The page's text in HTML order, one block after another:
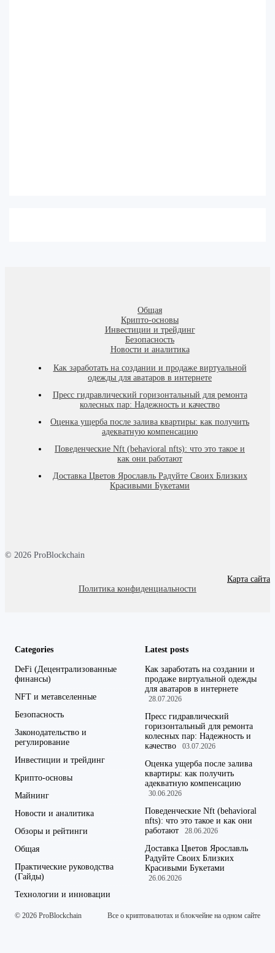
Общая
Крипто-основы
Инвестиции и трейдинг
Безопасность
Новости и аналитика
Как заработать на создании и продаже виртуальной
одежды для аватаров в интернете
Пресс гидравлический горизонтальный для ремонта
колесных пар: Надежность и качество
Оценка ущерба после залива квартиры: как получить
адекватную компенсацию
Поведенческие Nft (behavioral nfts): что это такое и
как они работают
Доставка Цветов Ярославль Радуйте Своих Близких
Красивыми Букетами
© 2026 ProBlockchain
Карта сайта
Политика конфиденциальности
Categories
DeFi (Децентрализованные
финансы)
NFT и метавселенные
Безопасность
Законодательство и
регулирование
Инвестиции и трейдинг
Крипто-основы
Майнинг
Новости и аналитика
Обзоры и рейтинги
Общая
Практические руководства
(Гайды)
Технологии и инновации
Latest posts
Как заработать на создании и
продаже виртуальной одежды
для аватаров в интернете
28.07.2026
Пресс гидравлический
горизонтальный для ремонта
колесных пар: Надежность и
качество
03.07.2026
Оценка ущерба после залива
квартиры: как получить
адекватную компенсацию
30.06.2026
Поведенческие Nft (behavioral
nfts): что это такое и как они
работают
28.06.2026
Доставка Цветов Ярославль
Радуйте Своих Близких
Красивыми Букетами
26.06.2026
© 2026 ProBlockchain Все о криптовалютах и блокчейне на одном сайте